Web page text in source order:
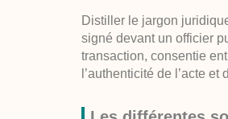
Distiller le jargon
signé devant un officier
transaction, consentie
l’authenticité de l’acte